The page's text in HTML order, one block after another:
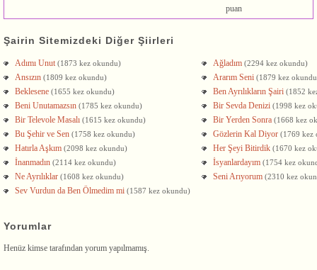
puan
Şairin Sitemizdeki Diğer Şiirleri
Adımı Unut (1873 kez okundu) Ağladım (2294 kez okundu)
Ansızın (1809 kez okundu) Ararım Seni (1879 kez
Beklesene (1655 kez okundu) Ben Ayrılıkların Şairi (1852
Beni Unutamazsın (1785 kez okundu) Bir Sevda Denizi (1998 kez
Bir Televole Masalı (1615 kez okundu) Bir Yerden Sonra (1668 kez
Bu Şehir ve Sen (1758 kez okundu) Gözlerin Kal Diyor (1769 kez
Hatırla Aşkım (2098 kez okundu) Her Şeyi Bitirdik (1670 kez
İnanmadın (2114 kez okundu) İsyanlardayım (1754 kez
Ne Ayrılıklar (1608 kez okundu) Seni Arıyorum (2310 kez
Sev Vurdun da Ben Ölmedim mi (1587 kez okundu)
Yorumlar
Henüz kimse tarafından yorum yapılmamış.